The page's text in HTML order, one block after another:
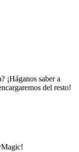
¡Háganos saber a
del resto!